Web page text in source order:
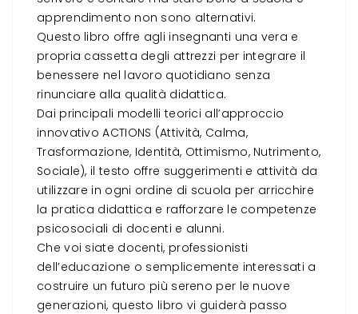
apprendimento non sono alternativi.
Questo libro offre agli insegnanti una vera e
propria cassetta degli attrezzi per integrare il
benessere nel lavoro quotidiano senza
rinunciare alla qualità didattica.
Dai principali modelli teorici all’approccio
innovativo ACTIONS (Attività, Calma,
Trasformazione, Identità, Ottimismo, Nutrimento,
Sociale), il testo offre suggerimenti e attività da
utilizzare in ogni ordine di scuola per arricchire
la pratica didattica e rafforzare le competenze
psicosociali di docenti e alunni.
Che voi siate docenti, professionisti
dell’educazione o semplicemente interessati a
costruire un futuro più sereno per le nuove
generazioni, questo libro vi guiderà passo